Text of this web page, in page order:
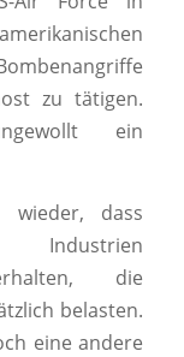
zu tätigen.
ein
dass
Industrien
die
belasten.
eine andere